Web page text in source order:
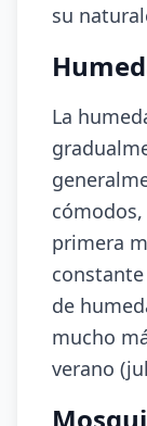
su
La
primera
de
mucho
verano